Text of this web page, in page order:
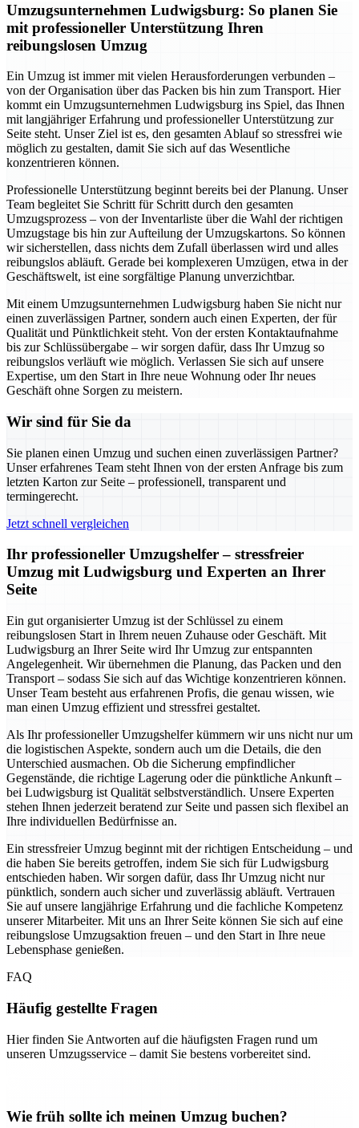
Umzugsunternehmen Ludwigsburg: So planen Sie
mit professioneller Unterstützung Ihren
reibungslosen Umzug
Ein Umzug ist immer mit vielen Herausforderungen verbunden –
von der Organisation über das Packen bis hin zum Transport. Hier
kommt ein Umzugsunternehmen Ludwigsburg ins Spiel, das Ihnen
mit langjähriger Erfahrung und professioneller Unterstützung zur
Seite steht. Unser Ziel ist es, den gesamten Ablauf so stressfrei wie
möglich zu gestalten, damit Sie sich auf das Wesentliche
konzentrieren können.
Professionelle Unterstützung beginnt bereits bei der Planung. Unser
Team begleitet Sie Schritt für Schritt durch den gesamten
Umzugsprozess – von der Inventarliste über die Wahl der richtigen
Umzugstage bis hin zur Aufteilung der Umzugskartons. So können
wir sicherstellen, dass nichts dem Zufall überlassen wird und alles
reibungslos abläuft. Gerade bei komplexeren Umzügen, etwa in der
Geschäftswelt, ist eine sorgfältige Planung unverzichtbar.
Mit einem Umzugsunternehmen Ludwigsburg haben Sie nicht nur
einen zuverlässigen Partner, sondern auch einen Experten, der für
Qualität und Pünktlichkeit steht. Von der ersten Kontaktaufnahme
bis zur Schlüssübergabe – wir sorgen dafür, dass Ihr Umzug so
reibungslos verläuft wie möglich. Verlassen Sie sich auf unsere
Expertise, um den Start in Ihre neue Wohnung oder Ihr neues
Geschäft ohne Sorgen zu meistern.
Wir sind für Sie da
Sie planen einen Umzug und suchen einen zuverlässigen Partner?
Unser erfahrenes Team steht Ihnen von der ersten Anfrage bis zum
letzten Karton zur Seite – professionell, transparent und
termingerecht.
Jetzt schnell vergleichen
Ihr professioneller Umzugshelfer – stressfreier
Umzug mit Ludwigsburg und Experten an Ihrer
Seite
Ein gut organisierter Umzug ist der Schlüssel zu einem
reibungslosen Start in Ihrem neuen Zuhause oder Geschäft. Mit
Ludwigsburg an Ihrer Seite wird Ihr Umzug zur entspannten
Angelegenheit. Wir übernehmen die Planung, das Packen und den
Transport – sodass Sie sich auf das Wichtige konzentrieren können.
Unser Team besteht aus erfahrenen Profis, die genau wissen, wie
man einen Umzug effizient und stressfrei gestaltet.
Als Ihr professioneller Umzugshelfer kümmern wir uns nicht nur um
die logistischen Aspekte, sondern auch um die Details, die den
Unterschied ausmachen. Ob die Sicherung empfindlicher
Gegenstände, die richtige Lagerung oder die pünktliche Ankunft –
bei Ludwigsburg ist Qualität selbstverständlich. Unsere Experten
stehen Ihnen jederzeit beratend zur Seite und passen sich flexibel an
Ihre individuellen Bedürfnisse an.
Ein stressfreier Umzug beginnt mit der richtigen Entscheidung – und
die haben Sie bereits getroffen, indem Sie sich für Ludwigsburg
entschieden haben. Wir sorgen dafür, dass Ihr Umzug nicht nur
pünktlich, sondern auch sicher und zuverlässig abläuft. Vertrauen
Sie auf unsere langjährige Erfahrung und die fachliche Kompetenz
unserer Mitarbeiter. Mit uns an Ihrer Seite können Sie sich auf eine
reibungslose Umzugsaktion freuen – und den Start in Ihre neue
Lebensphase genießen.
FAQ
Häufig gestellte Fragen
Hier finden Sie Antworten auf die häufigsten Fragen rund um
unseren Umzugsservice – damit Sie bestens vorbereitet sind.
Wie früh sollte ich meinen Umzug buchen?